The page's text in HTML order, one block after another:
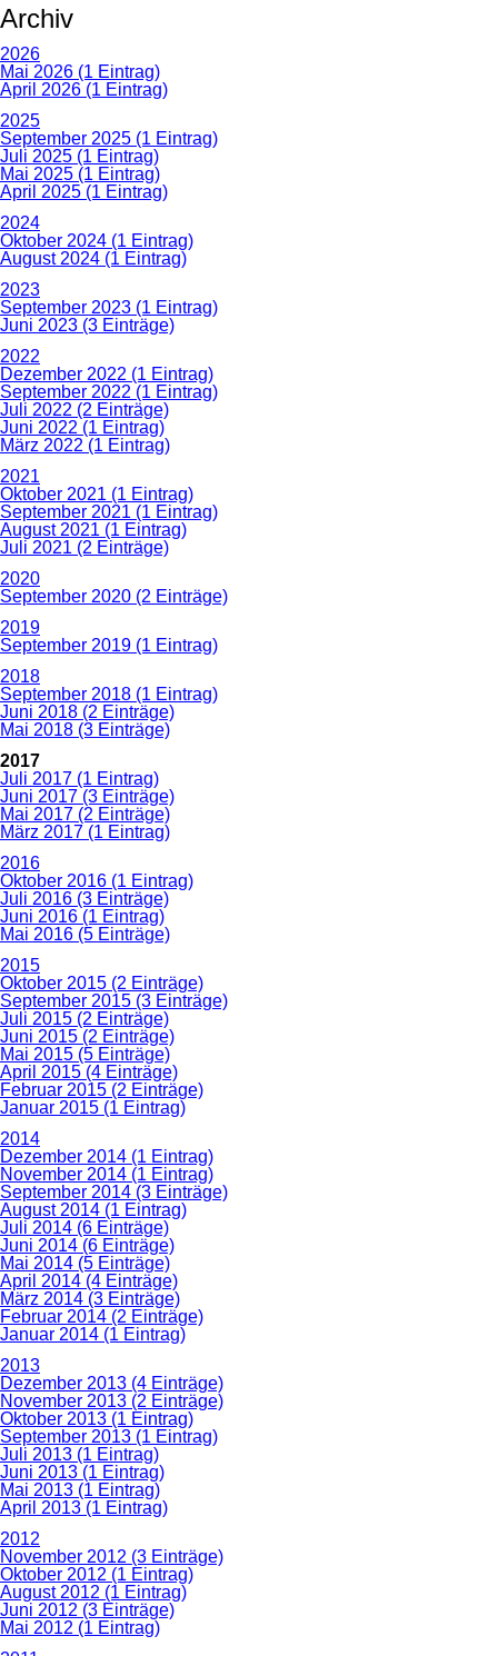
Archiv
2026
Mai 2026 (1 Eintrag)
April 2026 (1 Eintrag)
2025
September 2025 (1 Eintrag)
Juli 2025 (1 Eintrag)
Mai 2025 (1 Eintrag)
April 2025 (1 Eintrag)
2024
Oktober 2024 (1 Eintrag)
August 2024 (1 Eintrag)
2023
September 2023 (1 Eintrag)
Juni 2023 (3 Einträge)
2022
Dezember 2022 (1 Eintrag)
September 2022 (1 Eintrag)
Juli 2022 (2 Einträge)
Juni 2022 (1 Eintrag)
März 2022 (1 Eintrag)
2021
Oktober 2021 (1 Eintrag)
September 2021 (1 Eintrag)
August 2021 (1 Eintrag)
Juli 2021 (2 Einträge)
2020
September 2020 (2 Einträge)
2019
September 2019 (1 Eintrag)
2018
September 2018 (1 Eintrag)
Juni 2018 (2 Einträge)
Mai 2018 (3 Einträge)
2017
Juli 2017 (1 Eintrag)
Juni 2017 (3 Einträge)
Mai 2017 (2 Einträge)
März 2017 (1 Eintrag)
2016
Oktober 2016 (1 Eintrag)
Juli 2016 (3 Einträge)
Juni 2016 (1 Eintrag)
Mai 2016 (5 Einträge)
2015
Oktober 2015 (2 Einträge)
September 2015 (3 Einträge)
Juli 2015 (2 Einträge)
Juni 2015 (2 Einträge)
Mai 2015 (5 Einträge)
April 2015 (4 Einträge)
Februar 2015 (2 Einträge)
Januar 2015 (1 Eintrag)
2014
Dezember 2014 (1 Eintrag)
November 2014 (1 Eintrag)
September 2014 (3 Einträge)
August 2014 (1 Eintrag)
Juli 2014 (6 Einträge)
Juni 2014 (6 Einträge)
Mai 2014 (5 Einträge)
April 2014 (4 Einträge)
März 2014 (3 Einträge)
Februar 2014 (2 Einträge)
Januar 2014 (1 Eintrag)
2013
Dezember 2013 (4 Einträge)
November 2013 (2 Einträge)
Oktober 2013 (1 Eintrag)
September 2013 (1 Eintrag)
Juli 2013 (1 Eintrag)
Juni 2013 (1 Eintrag)
Mai 2013 (1 Eintrag)
April 2013 (1 Eintrag)
2012
November 2012 (3 Einträge)
Oktober 2012 (1 Eintrag)
August 2012 (1 Eintrag)
Juni 2012 (3 Einträge)
Mai 2012 (1 Eintrag)